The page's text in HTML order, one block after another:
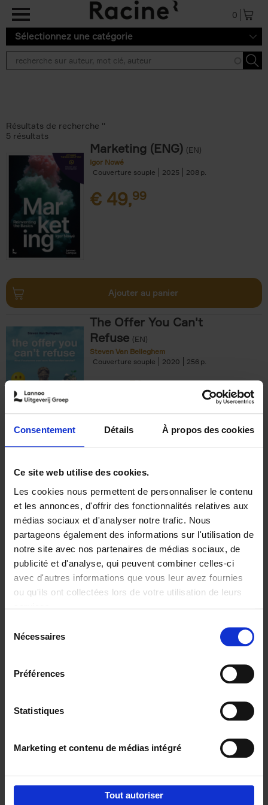
Consentement Détails À propos des cookies
Ce site web utilise des cookies.
Les cookies nous permettent de personnaliser le contenu
et les annonces, d'offrir des fonctionnalités relatives aux
médias sociaux et d'analyser notre trafic. Nous
partageons également des informations sur l'utilisation de
notre site avec nos partenaires de médias sociaux, de
publicité et d'analyse, qui peuvent combiner celles-ci
avec d'autres informations que vous leur avez fournies
ou qu'ils ont collectées lors de votre utilisation de leurs
Nécessaires
Préférences
Statistiques
Marketing et contenu de médias intégré
Tout autoriser
Aller au contenu principal
0
Sélectionnez une catégorie
Résultats de recherche ''
5 résultats
Marketing (ENG) (EN)
Igor Nowé
Couverture souple
2025 208
€ 49,99
Ajouter au panier
The Offer You Can't
Refuse (EN)
Steven Van Belleghem
Couverture souple
2020 256
€37,50
Building Bonds = Building
Business
Jochen Roef Jozefien De Feyter
Carolien Boom
Couverture souple
2025 200
€29,99
Digital marketing like a PRO -
completely revised edition (EN)